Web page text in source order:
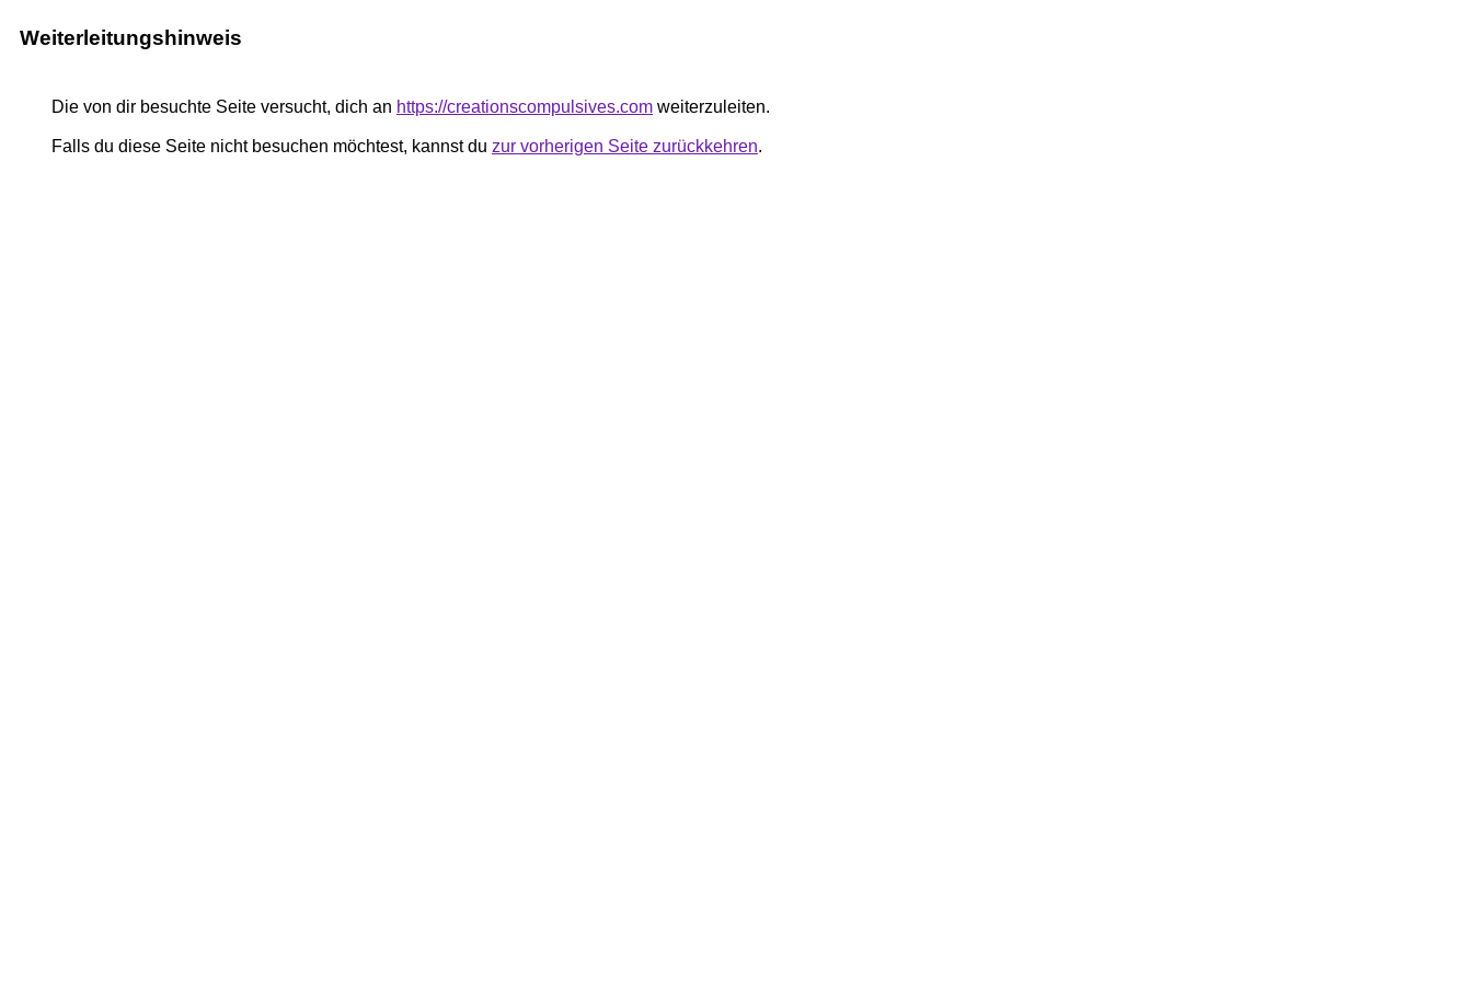
Weiterleitungshinweis
Die von dir besuchte Seite versucht, dich an https://creationscompulsives.com weiterzuleiten.
Falls du diese Seite nicht besuchen möchtest, kannst du zur vorherigen Seite zurückkehren.